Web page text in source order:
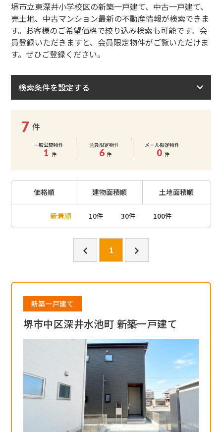
堺市立東深井小学校区の新築一戸建て、中古一戸建て、
売土地、中古マンション最新の不動産情報が検索できま
す。お客様のご希望価格で絞り込み検索も可能です。会
員登録いただきますと、会員限定物件がご覧いただけま
す。ぜひご登録ください。
検索条件を設定する
7 件
一般公開物件
1 件
会員限定物件
6 件
メール限定物件
0 件
価格順 建物面積順 土地面積順
新着順 10件 30件 100件
1
新築一戸建て
堺市中区深井水池町 新築一戸建て